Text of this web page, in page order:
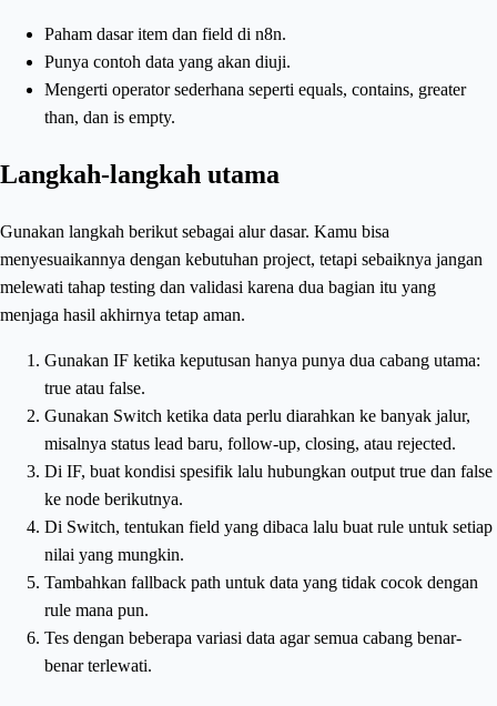
Paham dasar item dan field di n8n.
Punya contoh data yang akan diuji.
Mengerti operator sederhana seperti equals, contains, greater
than, dan is empty.
Langkah-langkah utama
Gunakan langkah berikut sebagai alur dasar. Kamu bisa
menyesuaikannya dengan kebutuhan project, tetapi sebaiknya jangan
melewati tahap testing dan validasi karena dua bagian itu yang
menjaga hasil akhirnya tetap aman.
Gunakan IF ketika keputusan hanya punya dua cabang utama:
true atau false.
Gunakan Switch ketika data perlu diarahkan ke banyak jalur,
misalnya status lead baru, follow-up, closing, atau rejected.
Di IF, buat kondisi spesifik lalu hubungkan output true dan false
ke node berikutnya.
Di Switch, tentukan field yang dibaca lalu buat rule untuk setiap
nilai yang mungkin.
Tambahkan fallback path untuk data yang tidak cocok dengan
rule mana pun.
Tes dengan beberapa variasi data agar semua cabang benar-
benar terlewati.